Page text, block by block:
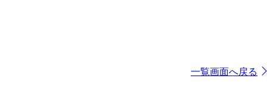
一覧画面へ戻る